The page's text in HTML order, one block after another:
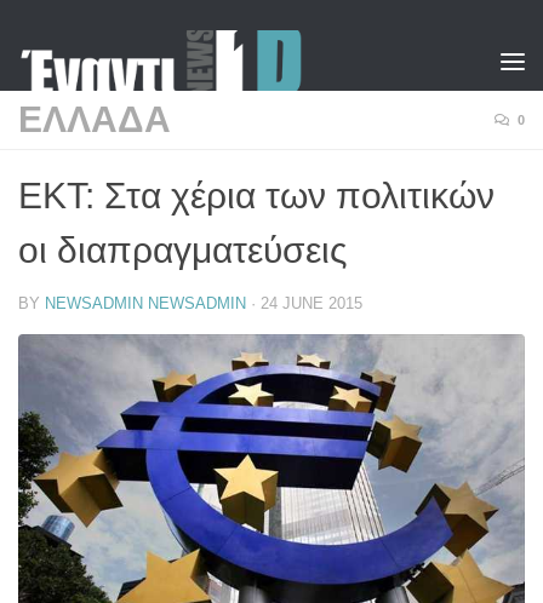
ΕΛΛΑΔΑ 0
ΕΚΤ: Στα χέρια των πολιτικών
οι διαπραγματεύσεις
BY NEWSADMIN NEWSADMIN · 24 JUNE 2015